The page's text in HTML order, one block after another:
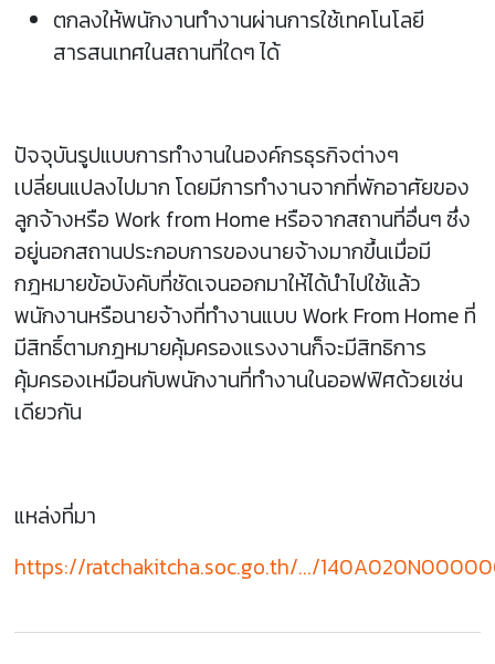
ตกลงให้พนักงานทำงานผ่านการใช้เทคโนโลยี
สารสนเทศในสถานที่ใดๆ ได้
ปัจจุบันรูปแบบการทำงานในองค์กรธุรกิจต่างๆ
เปลี่ยนแปลงไปมาก โดยมีการทำงานจากที่พักอาศัยของ
ลูกจ้างหรือ Work from Home หรือจากสถานที่อื่นๆ ซึ่ง
อยู่นอกสถานประกอบการของนายจ้างมากขึ้นเมื่อมี
กฎหมายข้อบังคับที่ชัดเจนออกมาให้ได้นำไปใช้แล้ว
พนักงานหรือนายจ้างที่ทำงานแบบ Work From Home ที่
มีสิทธิ์ตามกฎหมายคุ้มครองแรงงานก็จะมีสิทธิการ
คุ้มครองเหมือนกับพนักงานที่ทำงานในออฟฟิศด้วยเช่น
เดียวกัน
แหล่งที่มา
https://ratchakitcha.soc.go.th/.../